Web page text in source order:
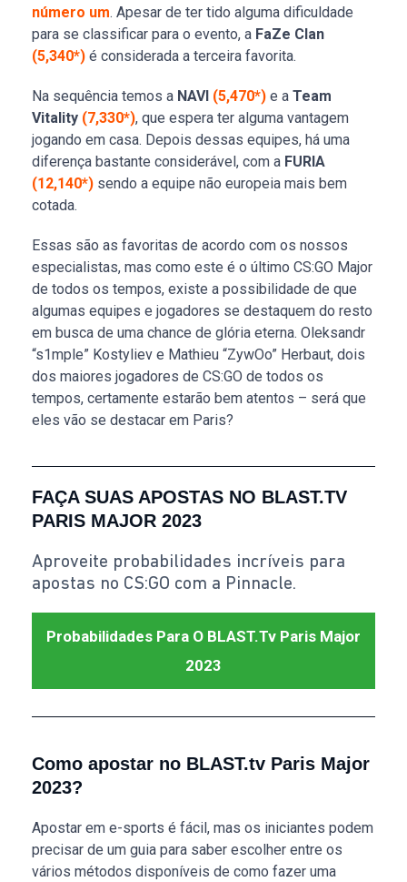
número um. Apesar de ter tido alguma dificuldade
para se classificar para o evento, a FaZe Clan
(5,340*) é considerada a terceira favorita.
Na sequência temos a NAVI (5,470*) e a Team
Vitality (7,330*), que espera ter alguma vantagem
jogando em casa. Depois dessas equipes, há uma
diferença bastante considerável, com a FURIA
(12,140*) sendo a equipe não europeia mais bem
cotada.
Essas são as favoritas de acordo com os nossos
especialistas, mas como este é o último CS:GO Major
de todos os tempos, existe a possibilidade de que
algumas equipes e jogadores se destaquem do resto
em busca de uma chance de glória eterna. Oleksandr
“s1mple” Kostyliev e Mathieu “ZywOo” Herbaut, dois
dos maiores jogadores de CS:GO de todos os
tempos, certamente estarão bem atentos – será que
eles vão se destacar em Paris?
FAÇA SUAS APOSTAS NO BLAST.TV
PARIS MAJOR 2023
Aproveite probabilidades incríveis para
apostas no CS:GO com a Pinnacle.
Probabilidades Para O BLAST.tv Paris Major
2023
Como apostar no BLAST.tv Paris Major
2023?
Apostar em e-sports é fácil, mas os iniciantes podem
precisar de um guia para saber escolher entre os
vários métodos disponíveis de como fazer uma